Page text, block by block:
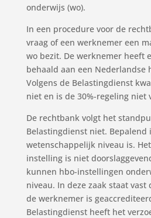
onderwijs (wo).
In een procedure voor de
vraag of een werknemer een
wo bezit. De werknemer heeft
behaald aan een Nederlandse
Volgens de Belastingdienst
niet en is de 30%-regeling niet
De rechtbank volgt het
Belastingdienst niet. Bepalend
wetenschappelijk niveau is.
instelling is niet
kunnen hbo-instellingen
niveau. In deze zaak staat
de werknemer is
Belastingdienst heeft het